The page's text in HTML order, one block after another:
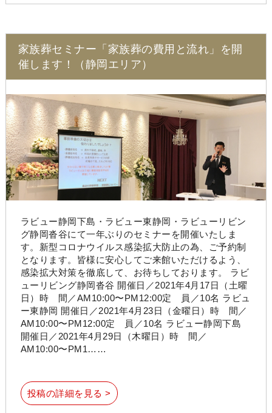
家族葬セミナー「家族葬の費用と流れ」を開
催します！（静岡エリア）
ラビュー静岡下島・ラビュー東静岡・ラビューリビン
グ静岡沓谷にて一年ぶりのセミナーを開催いたしま
す。新型コロナウイルス感染拡大防止の為、ご予約制
となります。皆様に安心してご来館いただけるよう、
感染拡大対策を徹底して、お待ちしております。 ラビ
ューリビング静岡沓谷 開催日／2021年4月17日（土曜
日）時 間／AM10:00〜PM12:00定 員／10名 ラビュ
ー東静岡 開催日／2021年4月23日（金曜日）時 間／
AM10:00〜PM12:00定 員／10名 ラビュー静岡下島
開催日／2021年4月29日（木曜日）時 間／
AM10:00〜PM1……
投稿の詳細を見る >